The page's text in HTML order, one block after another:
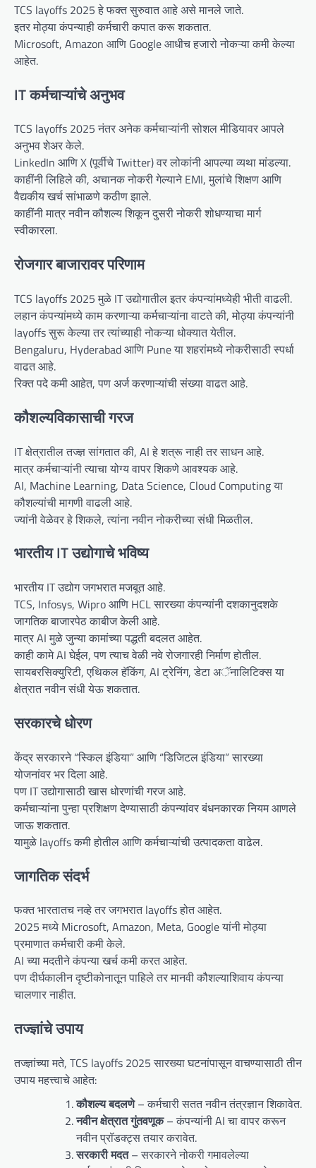
TCS layoffs 2025 हे फक्त सुरुवात आहे असे मानले जाते.
इतर मोठ्या कंपन्याही कर्मचारी कपात करू शकतात.
Microsoft, Amazon आणि Google आधीच हजारो नोकऱ्या कमी केल्या
आहेत.
IT कर्मचाऱ्यांचे अनुभव
TCS layoffs 2025 नंतर अनेक कर्मचाऱ्यांनी सोशल मीडियावर आपले
अनुभव शेअर केले.
LinkedIn आणि X (पूर्वीचे Twitter) वर लोकांनी आपल्या व्यथा मांडल्या.
काहींनी लिहिले की, अचानक नोकरी गेल्याने EMI, मुलांचे शिक्षण आणि
वैद्यकीय खर्च सांभाळणे कठीण झाले.
काहींनी मात्र नवीन कौशल्य शिकून दुसरी नोकरी शोधण्याचा मार्ग
स्वीकारला.
रोजगार बाजारावर परिणाम
TCS layoffs 2025 मुळे IT उद्योगातील इतर कंपन्यांमध्येही भीती वाढली.
लहान कंपन्यांमध्ये काम करणाऱ्या कर्मचाऱ्यांना वाटते की, मोठ्या कंपन्यांनी
layoffs सुरू केल्या तर त्यांच्याही नोकऱ्या धोक्यात येतील.
Bengaluru, Hyderabad आणि Pune या शहरांमध्ये नोकरीसाठी स्पर्धा
वाढत आहे.
रिक्त पदे कमी आहेत, पण अर्ज करणाऱ्यांची संख्या वाढत आहे.
कौशल्यविकासाची गरज
IT क्षेत्रातील तज्ज्ञ सांगतात की, AI हे शत्रू नाही तर साधन आहे.
मात्र कर्मचाऱ्यांनी त्याचा योग्य वापर शिकणे आवश्यक आहे.
AI, Machine Learning, Data Science, Cloud Computing या
कौशल्यांची मागणी वाढली आहे.
ज्यांनी वेळेवर हे शिकले, त्यांना नवीन नोकरीच्या संधी मिळतील.
भारतीय IT उद्योगाचे भविष्य
भारतीय IT उद्योग जगभरात मजबूत आहे.
TCS, Infosys, Wipro आणि HCL सारख्या कंपन्यांनी दशकानुदशके
जागतिक बाजारपेठ काबीज केली आहे.
मात्र AI मुळे जुन्या कामांच्या पद्धती बदलत आहेत.
काही कामे AI घेईल, पण त्याच वेळी नवे रोजगारही निर्माण होतील.
सायबरसिक्युरिटी, एथिकल हॅकिंग, AI ट्रेनिंग, डेटा अॅनालिटिक्स या
क्षेत्रात नवीन संधी येऊ शकतात.
सरकारचे धोरण
केंद्र सरकारने “स्किल इंडिया” आणि “डिजिटल इंडिया” सारख्या
योजनांवर भर दिला आहे.
पण IT उद्योगासाठी खास धोरणांची गरज आहे.
कर्मचाऱ्यांना पुन्हा प्रशिक्षण देण्यासाठी कंपन्यांवर बंधनकारक नियम आणले
जाऊ शकतात.
यामुळे layoffs कमी होतील आणि कर्मचाऱ्यांची उत्पादकता वाढेल.
जागतिक संदर्भ
फक्त भारतातच नव्हे तर जगभरात layoffs होत आहेत.
2025 मध्ये Microsoft, Amazon, Meta, Google यांनी मोठ्या
प्रमाणात कर्मचारी कमी केले.
AI च्या मदतीने कंपन्या खर्च कमी करत आहेत.
पण दीर्घकालीन दृष्टीकोनातून पाहिले तर मानवी कौशल्याशिवाय कंपन्या
चालणार नाहीत.
तज्ज्ञांचे उपाय
तज्ज्ञांच्या मते, TCS layoffs 2025 सारख्या घटनांपासून वाचण्यासाठी तीन
उपाय महत्त्वाचे आहेत:
कौशल्य बदलणे– कर्मचारी सतत नवीन तंत्रज्ञान शिकावेत.
नवीन क्षेत्रात गुंतवणूक– कंपन्यांनी AI चा वापर करून
नवीन प्रॉडक्ट्स तयार करावेत.
सरकारी मदत– सरकारने नोकरी गमावलेल्या